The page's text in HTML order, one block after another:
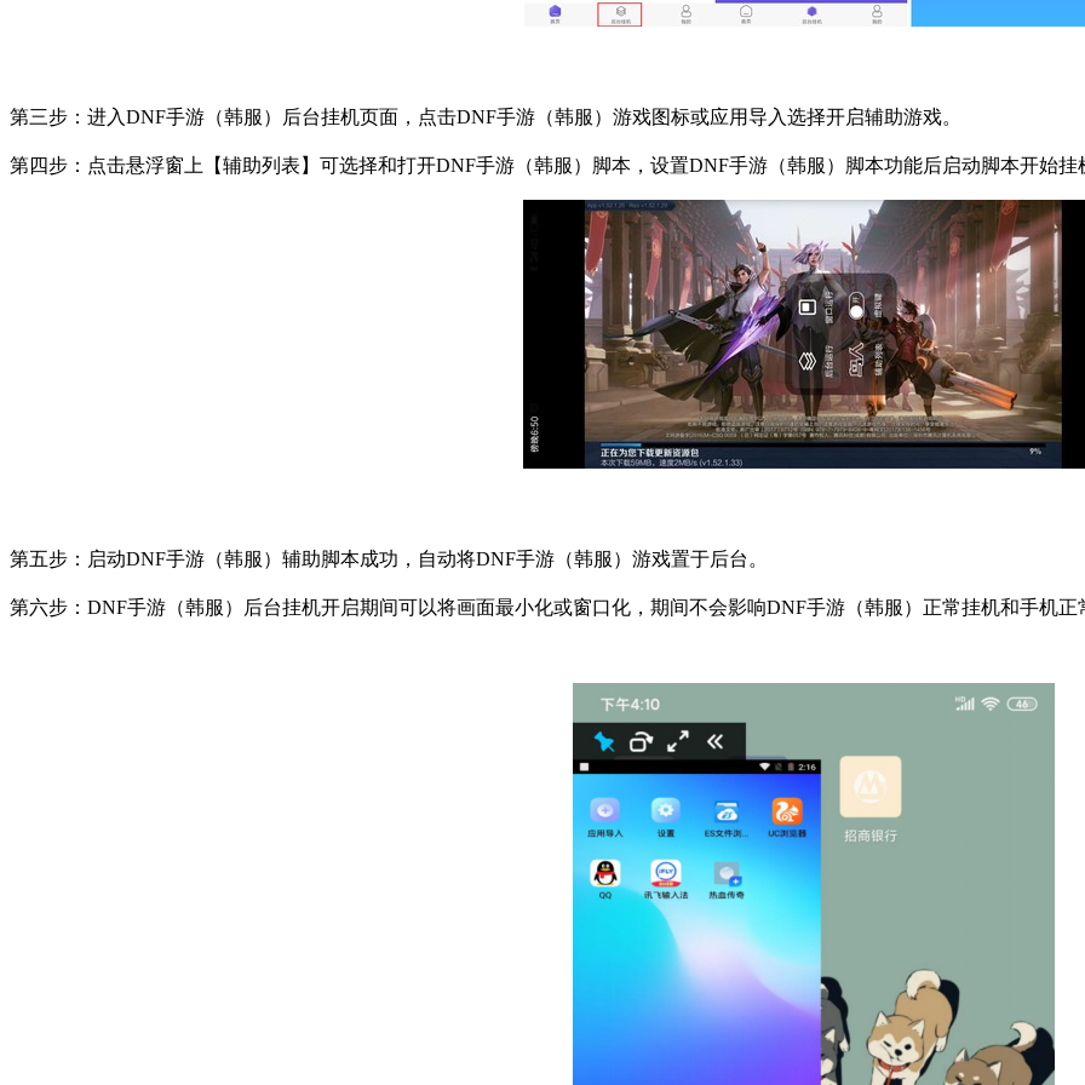
第三步：进入DNF手游（韩服）后台挂机页面，点击DNF手游（韩服）游戏图标或应用导入选择开启辅助游戏。
第四步：点击悬浮窗上【辅助列表】可选择和打开DNF手游（韩服）脚本，设置DNF手游（韩服）脚本功能后启动脚本开始挂
第五步：启动DNF手游（韩服）辅助脚本成功，自动将DNF手游（韩服）游戏置于后台。
第六步： DNF手游（韩服）后台挂机开启期间可以将画面最小化或窗口化，期间不会影响DNF手游（韩服）正常挂机和手机正